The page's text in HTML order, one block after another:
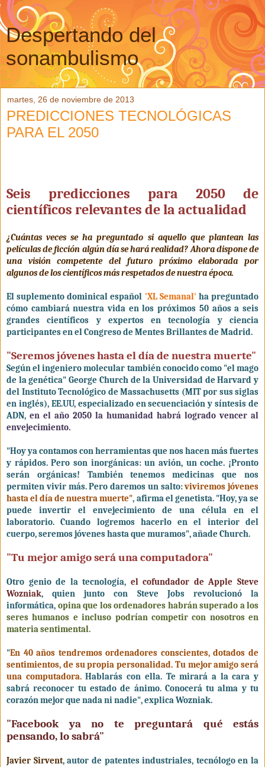
Despertando del
sonambulismo
martes, 26 de noviembre de 2013
PREDICCIONES TECNOLÓGICAS
PARA EL 2050
Seis predicciones para 2050 de
científicos relevantes de la actualidad
¿Cuántas veces se ha preguntado si aquello que plantean las
películas de ficción algún día se hará realidad? Ahora dispone de
una visión competente del futuro próximo elaborada por
algunos de los científicos más respetados de nuestra época.
El suplemento dominical español 'XL Semanal' ha preguntado
cómo cambiará nuestra vida en los próximos 50 años a seis
grandes científicos y expertos en tecnología y ciencia
participantes en el Congreso de Mentes Brillantes de Madrid.
"Seremos jóvenes hasta el día de nuestra muerte"
Según el ingeniero molecular también conocido como "el mago
de la genética" George Church de la Universidad de Harvard y
del Instituto Tecnológico de Massachusetts (MIT por sus siglas
en inglés), EE.UU, especializado en secuenciación y síntesis de
ADN, en el año 2050 la humanidad habrá logrado vencer al
envejecimiento.
"Hoy ya contamos con herramientas que nos hacen más fuertes
y rápidos. Pero son inorgánicas: un avión, un coche. ¡Pronto
serán orgánicas! También tenemos medicinas que nos
permiten vivir más. Pero daremos un salto:viviremos jóvenes
hasta el día de nuestra muerte", afirma el genetista. "Hoy, ya se
puede invertir el envejecimiento de una célula en el
laboratorio. Cuando logremos hacerlo en el interior del
cuerpo, seremos jóvenes hasta que muramos", añade Church.
"Tu mejor amigo será una computadora"
Otro genio de la tecnología, el cofundador de Apple Steve
Wozniak, quien junto con Steve Jobs revolucionó la
informática, opina que los ordenadores habrán superado a los
seres humanos e incluso podrían competir con nosotros en
materia sentimental.
"En 40 años tendremos ordenadores conscientes, dotados de
sentimientos, de su propia personalidad. Tu mejor amigo será
una computadora.Hablarás con ella. Te mirará a la cara y
sabrá reconocer tu estado de ánimo. Conocerá tu alma y tu
corazón mejor que nada ni nadie", explica Wozniak.
"Facebook ya no te preguntará qué estás
pensando, lo sabrá"
Javier Sirvent, autor de patentes industriales, tecnólogo en la